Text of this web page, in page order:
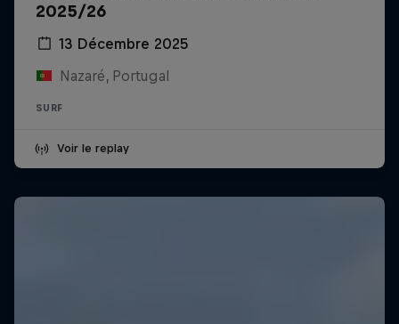
2025/26
13 Décembre 2025
Nazaré, Portugal
SURF
Voir le replay